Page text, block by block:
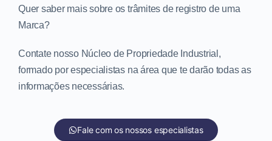
Quer saber mais sobre os trâmites de registro de uma
Marca?
Contate nosso Núcleo de Propriedade Industrial,
formado por especialistas na área que te darão todas as
informações necessárias.
Fale com os nossos especialistas